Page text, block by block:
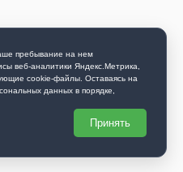
пребывание на нем
веб-аналитики Яндекс.Метрика,
cookie-файлы. Оставаясь на
данных в порядке,
Принять